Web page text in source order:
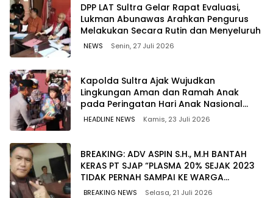
‎DPP LAT Sultra Gelar Rapat Evaluasi,
Lukman Abunawas Arahkan Pengurus
Melakukan Secara Rutin dan Menyeluruh
NEWS Senin, 27 Juli 2026
Kapolda Sultra Ajak Wujudkan
Lingkungan Aman dan Ramah Anak
pada Peringatan Hari Anak Nasional
2026
HEADLINE NEWS Kamis, 23 Juli 2026
BREAKING: ADV ASPIN S.H., M.H BANTAH
KERAS PT SJAP “PLASMA 20% SEJAK 2023
TIDAK PERNAH SAMPAI KE WARGA
WAWOONE!
BREAKING NEWS Selasa, 21 Juli 2026